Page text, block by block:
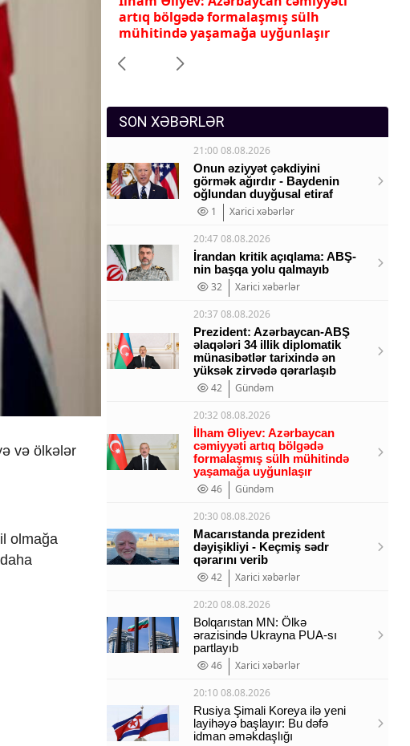
Mənəvi dəyərlər
və ölkələr
olmağa
sülh
telefon danışığı olub
SON XƏBƏRLƏR
21:00 08.08.2026
Onun əziyyət çəkdiyini
görmək ağırdır - Baydenin
oğlundan duyğusal etiraf
1
Xarici xəbərlər
20:47 08.08.2026
İrandan kritik açıqlama: ABŞ-
nin başqa yolu qalmayıb
32
Xarici xəbərlər
20:37 08.08.2026
Prezident: Azərbaycan-ABŞ
əlaqələri 34 illik diplomatik
münasibətlər tarixində ən
yüksək zirvədə qərarlaşıb
42
Gündəm
20:32 08.08.2026
İlham Əliyev: Azərbaycan
cəmiyyəti artıq bölgədə
formalaşmış sülh mühitində
yaşamağa uyğunlaşır
46
Gündəm
20:30 08.08.2026
Macarıstanda prezident
dəyişikliyi - Keçmiş sədr
qərarını verib
42
Xarici xəbərlər
20:20 08.08.2026
Bolqarıstan MN: Ölkə
ərazisində Ukrayna PUA-sı
partlayıb
46
Xarici xəbərlər
20:10 08.08.2026
Rusiya Şimali Koreya ilə yeni
layihəyə başlayır: Bu dəfə
idman əməkdaşlığı